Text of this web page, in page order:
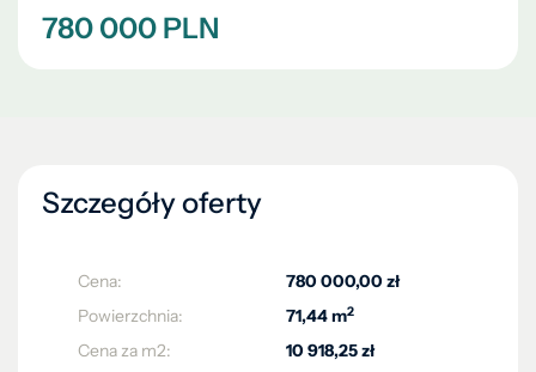
780 000 PLN
Szczegóły oferty
Cena:
780 000,00 zł
Powierzchnia:
71,44 m2
Cena za m2:
10 918,25 zł